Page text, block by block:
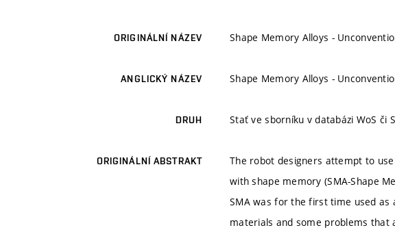
ORIGINÁLNÍ NÁZEV Shape Memory Alloys -
ANGLICKÝ NÁZEV Shape Memory Alloys -
DRUH Stať ve sborníku v databázi WoS či
ORIGINÁLNÍ ABSTRAKT
The robot designers attempt to
with shape memory (SMA-Shape
SMA was for the first time used as
materials and some problems that